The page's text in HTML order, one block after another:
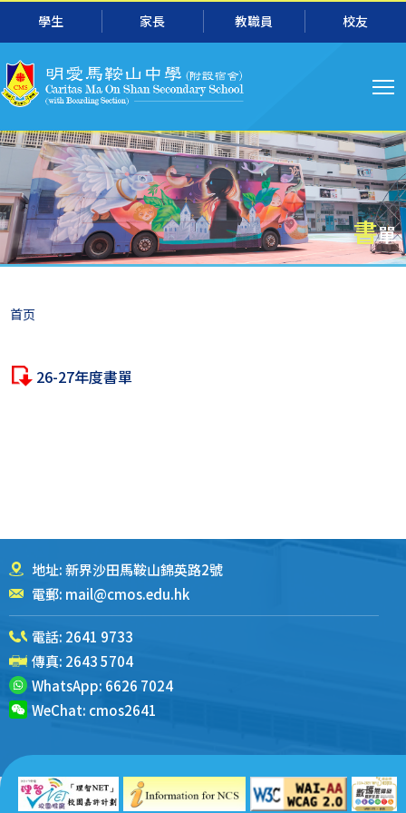
跳转到主要内容
學生 家長 教職員 校友
导
航
書單
面
包
屑
首页
26-27年度書單
地址: 新界沙田馬鞍山錦英路2號
電郵: mail@cmos.edu.hk
電話: 2641 9733
傳真: 2643 5704
WhatsApp: 6626 7024
WeChat: cmos2641